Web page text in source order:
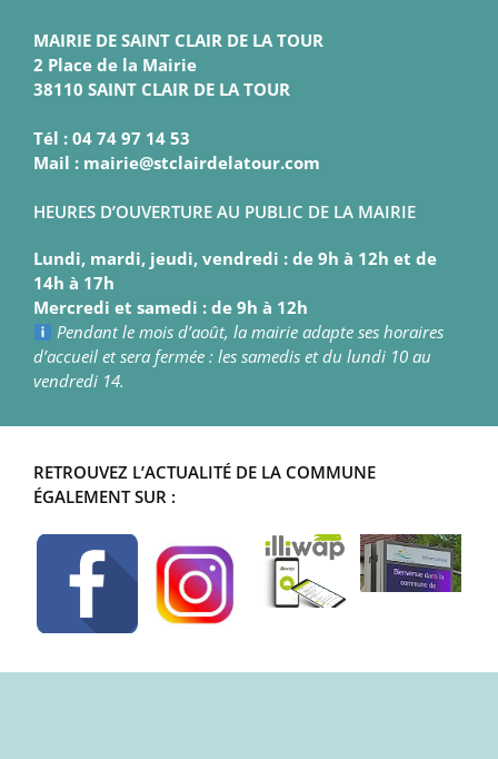
MAIRIE DE SAINT CLAIR DE LA TOUR
2 Place de la Mairie
38110 SAINT CLAIR DE LA TOUR
Tél : 04 74 97 14 53
Mail : mairie@stclairdelatour.com
HEURES D’OUVERTURE AU PUBLIC DE LA MAIRIE
Lundi, mardi, jeudi, vendredi : de 9h à 12h et de
14h à 17h
Mercredi et samedi : de 9h à 12h
Pendant le mois d’août, la mairie adapte ses horaires
d’accueil et sera fermée : les samedis et du lundi 10 au
vendredi 14.
RETROUVEZ L’ACTUALITÉ DE LA COMMUNE
ÉGALEMENT SUR :